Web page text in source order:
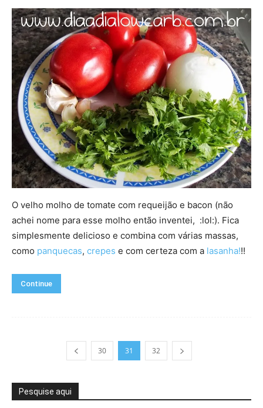
O velho molho de tomate com requeijão e bacon (não
achei nome para esse molho então inventei, :lol:). Fica
simplesmente delicioso e combina com várias massas,
como panquecas, crepes e com certeza com a lasanha!!!
Continue
30 31 32
Pesquise aqui